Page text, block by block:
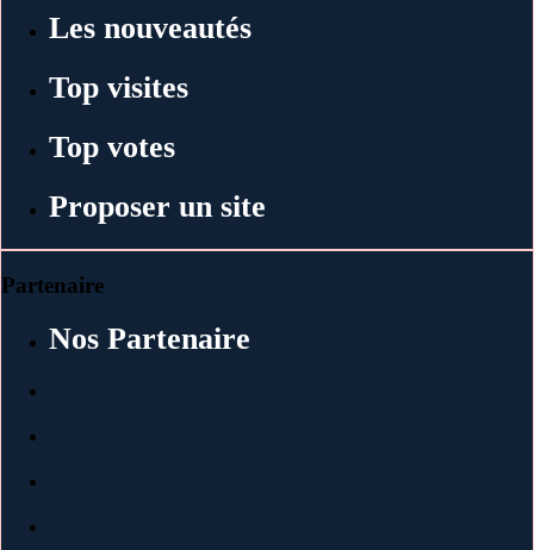
Les nouveautés
Top visites
Top votes
Proposer un site
Partenaire
Nos Partenaire